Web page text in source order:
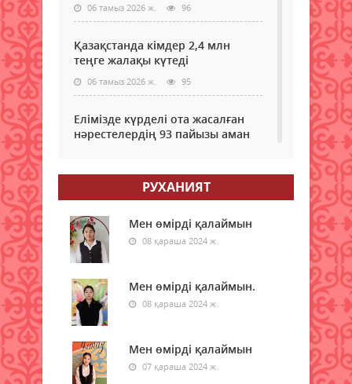
06 тамыз 2026 ж. 96
Қазақстанда кімдер 2,4 млн
теңге жалақы күтеді
06 тамыз 2026 ж. 95
Елімізде күрделі ота жасалған
нәрестелердің 93 пайызы аман
ЖОО-ға қабылдауда ескеріледі
06 тамыз 2026 ж. 93
Enbek.kz: Қазақстанда жұмыс
іздеушілер саны өсіп жатыр
06 тамыз 2026 ж.
Доллар үздік ондыққа "әрең"
ілінді: Әлемдегі ең қымбат
РУХАНИЯТ
Мен өмірді қалаймын
08 қараша 2024 ж.
Мен өмірді қалаймын.
08 қараша 2024 ж.
Мен өмірді қалаймын
07 қараша 2024 ж.